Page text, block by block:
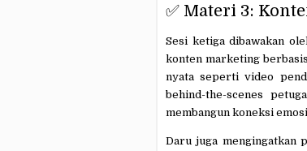
✅ Materi 3:
Sesi ketiga dibawakan
konten marketing
nyata seperti video
behind-the-scenes
membangun koneksi
Daru juga mengingatkan